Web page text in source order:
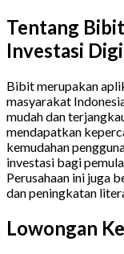
Tentang
Investasi
Bibit merupakan
masyarakat
mudah dan
mendapatkan
kemudahan
investasi bagi
Perusahaan ini juga
dan peningkatan
Lowongan